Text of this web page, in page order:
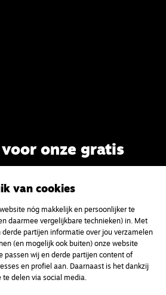
onze gratis
van cookies
nóg makkelijk en persoonlijker te
daarmee vergelijkbare technieken) in. Met
derde partijen informatie over jou verzamelen
(en mogelijk ook buiten) onze website
passen wij en derde partijen content of
en profiel aan. Daarnaast is het dankzij
delen via social media.